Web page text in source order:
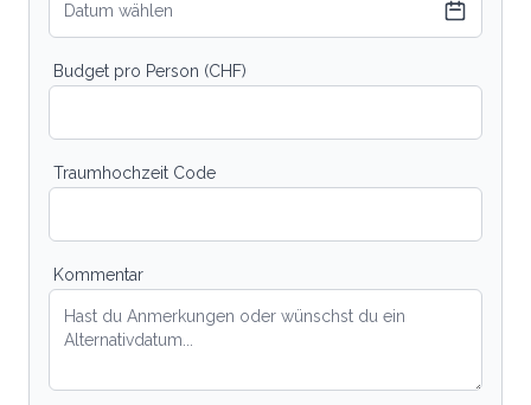
Datum wählen
Budget pro Person (CHF)
Traumhochzeit Code
Kommentar